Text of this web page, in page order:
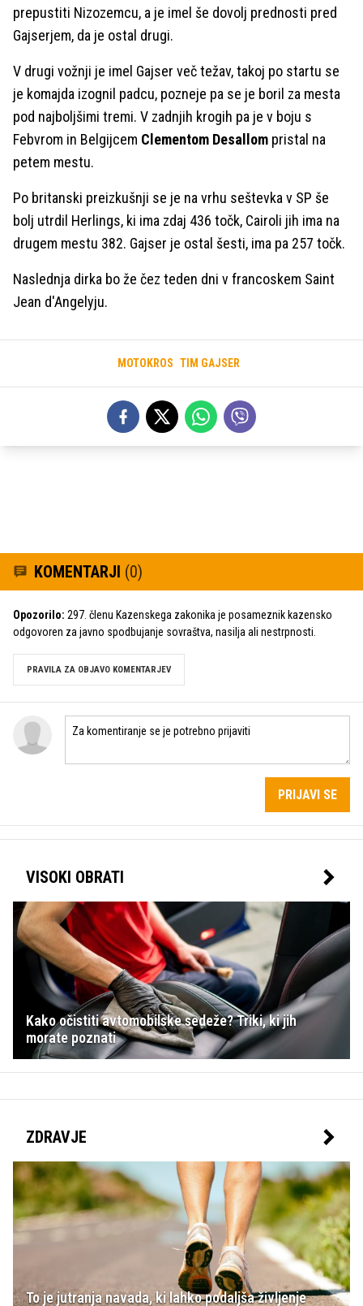
prepustiti Nizozemcu, a je imel še dovolj prednosti pred
Gajserjem, da je ostal drugi.
V drugi vožnji je imel Gajser več težav, takoj po startu se
je komajda izognil padcu, pozneje pa se je boril za mesta
pod najboljšimi tremi. V zadnjih krogih pa je v boju s
Febvrom in Belgijcem Clementom Desallom pristal na
petem mestu.
Po britanski preizkušnji se je na vrhu seštevka v SP še
bolj utrdil Herlings, ki ima zdaj 436 točk, Cairoli jih ima na
drugem mestu 382. Gajser je ostal šesti, ima pa 257 točk.
Naslednja dirka bo že čez teden dni v francoskem Saint
Jean d'Angelyju.
MOTOKROS TIM GAJSER
KOMENTARJI (0)
Opozorilo: 297. členu Kazenskega zakonika je posameznik kazensko
odgovoren za javno spodbujanje sovraštva, nasilja ali nestrpnosti.
PRAVILA ZA OBJAVO KOMENTARJEV
PRIJAVI SE
VISOKI OBRATI
Kako očistiti avtomobilske sedeže? Triki, ki jih
morate poznati
ZDRAVJE
To je jutranja navada, ki lahko podaljša življenje